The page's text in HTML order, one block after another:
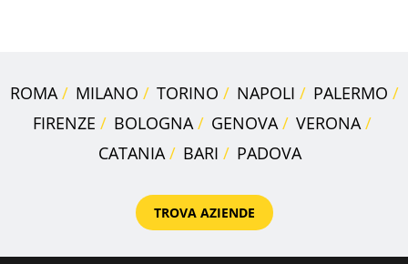
ROMA MILANO TORINO NAPOLI
PALERMO
FIRENZE
BOLOGNA GENOVA
VERONA
CATANIA
BARI PADOVA
TROVA AZIENDE